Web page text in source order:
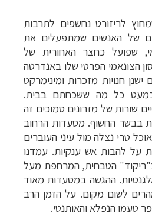
לריזורט נחשפים לתרבות
יום של האנשים שמתפעלים את
שפועל כחצר האחורית של
הצונאמי הפרטי שלו באנדרטה
חנויות מזכרות ומינימרקט
כל מה ששכחתם בבית.
שורות של מזרונים סמוכים זה
בבשר החשוף. מסעדות הרחוב
אוכל טרי נצלה מול עיני העוברים
על להבות אש ענקיות. עמדנו
הטבחית, המרחפת מעל
ההגשה במסעדות מאוד
לשום מקום. על הזמן הרב
טעמו הנפלא והאותנטי.